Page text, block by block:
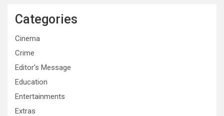
Categories
Cinema
Crime
Editor's Message
Education
Entertainments
Extras